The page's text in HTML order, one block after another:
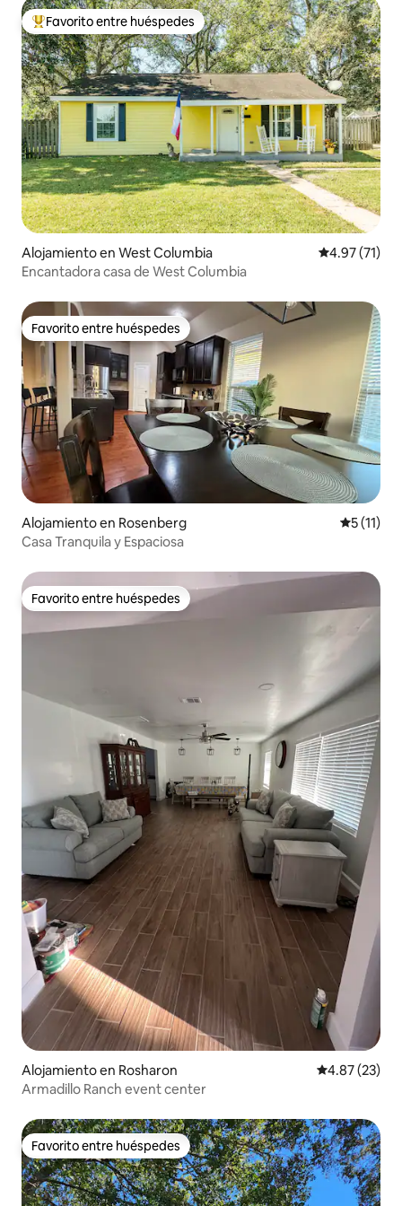
Favorito entre huéspedes preferido
Favorito entre huéspedes
Alojamiento en West Columbia Calificación
4.97 (71)
Encantadora casa de West Columbia
Favorito entre huéspedes
Favorito entre huéspedes
Alojamiento en Rosenberg
5 (11)
Casa Tranquila y Espaciosa
Favorito entre huéspedes
Favorito entre huéspedes
Alojamiento en Rosharon Calificación
4.87 (23)
Armadillo Ranch event center
Favorito entre huéspedes
Favorito entre huéspedes